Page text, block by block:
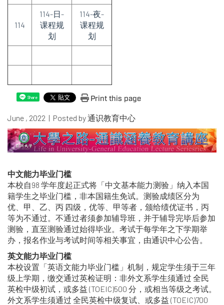
114
114-日-
课程规
划
114-夜-
课程规
划
Share
Print this page
June , 2022 | Posted by 通识教育中心
中文能力毕业门槛
本校自98 学年度起正式将「中文基本能力测验」纳入本国
籍学生之毕业门槛，非本国籍生免试。测验成绩区分为
优、甲、乙、丙 四级，优等、甲等者，颁给绩优证书，丙
等为不通过。不通过者须参加辅导班，并于辅导完毕后参加
测验，直至测验通过始得毕业。考试于每学年之下学期举
办，报名作业与考试时间等相关事宜，由通识中心公告。
英文能力毕业门槛
本校设置「英语文能力毕业门槛」机制，规定学生须于三年
级上学期，缴交通过英检证明：非外文系学生须通过 全民
英检中级初试，或多益 (TOEIC)500 分，或相当等级之考试。
外文系学生须通过 全民英检中级复试、或多益 (TOEIC)700